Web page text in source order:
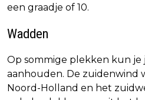
een graadje of 10.
Wadden
Op sommige plekken kun je
aanhouden. De zuidenwind
Noord-Holland en het